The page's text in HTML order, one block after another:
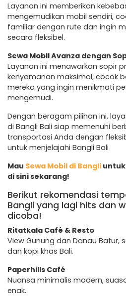
Layanan ini memberikan
mengemudikan mobil sendiri,
familiar dengan rute dan ingin
secara fleksibel.
Sewa Mobil Avanza dengan
Layanan ini menawarkan sopir
kenyamanan maksimal, cocok
mereka yang ingin menikmati
mengemudi.
Dengan beragam pilihan ini,
di Bangli Bali siap memenuhi
transportasi Anda dengan
untuk menjelajahi Bangli Bali
Mau Sewa Mobil di Bangli
di sini sekarang!
Berikut rekomendasi
Bangli yang lagi hits dan
dicoba!
Ritatkala Café & Resto
View Gunung dan Danau Batur,
dan kopi khas Bali.
Paperhills Café
Nuansa minimalis modern,
enak.